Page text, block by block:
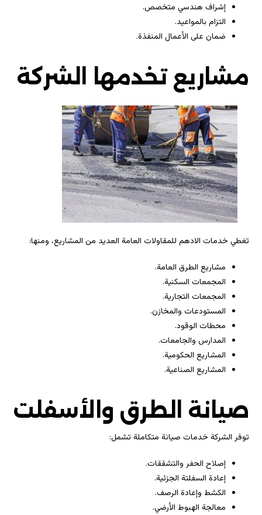
إشراف هندسي متخصص.
التزام بالمواعيد.
ضمان على الأعمال المنفذة.
مشاريع تخدمها الشركة
تغطي خدمات الادهم للمقاولات العامة العديد من المشاريع، ومنها:
مشاريع الطرق العامة.
المجمعات السكنية.
المجمعات التجارية.
المستودعات والمخازن.
محطات الوقود.
المدارس والجامعات.
المشاريع الحكومية.
المشاريع الصناعية.
صيانة الطرق والأسفلت
توفر الشركة خدمات صيانة متكاملة تشمل:
إصلاح الحفر والتشققات.
إعادة السفلتة الجزئية.
الكشط وإعادة الرصف.
معالجة الهبوط الأرضي.